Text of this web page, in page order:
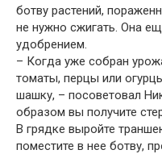
ботву растений,
не нужно сжигать. Она
удобрением.
– Когда уже собран
томаты, перцы или
шашку, – посоветовал
образом вы получите
В грядке выройте
поместите в нее ботву,